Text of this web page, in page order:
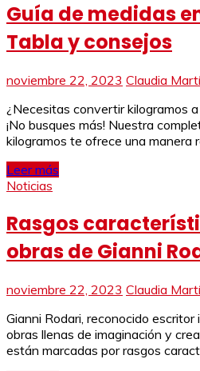
Guía de medidas
Tabla y consejos
noviembre 22, 2023 Claudia
¿Necesitas convertir kilogramos
¡No busques más! Nuestra
kilogramos te ofrece una manera
Leer más
Noticias
Rasgos
obras de Gianni
noviembre 22, 2023 Claudia
Gianni Rodari, reconocido
obras llenas de imaginación y
están marcadas por rasgos